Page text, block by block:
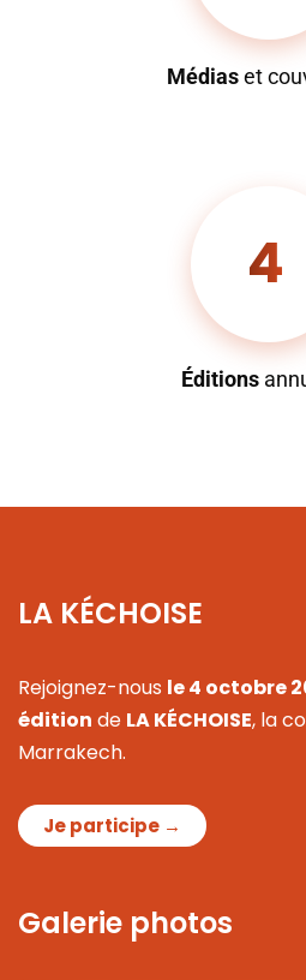
Médiaset
4
Éditions
LA KÉCHOISE
Rejoignez-nous le 4 octobre
édition de LA KÉCHOISE, la
Marrakech.
Je participe →
Galerie photos